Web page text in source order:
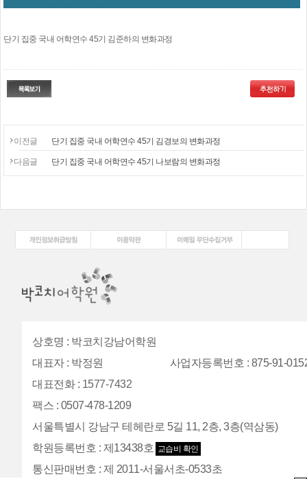
단기 집중 국내 어학연수 45기 김준하의 변화과정
이전글 단기 집중 국내 어학연수 45기 김경보의 변화과정
다음글 단기 집중 국내 어학연수 45기 나보람의 변화과정
상호명 : 박코치강남어학원
대표자: 박정원 사업자등록번호 : 875-91-
대표전화: 1577-7432
팩스 : 0507-478-1209
서울특별시 강남구 테헤란로 5길 11, 2층, 3층(역삼동)
학원등록번호 : 제13438호 교습비 확인
통신판매번호 : 제 2011-서울서초-0533초